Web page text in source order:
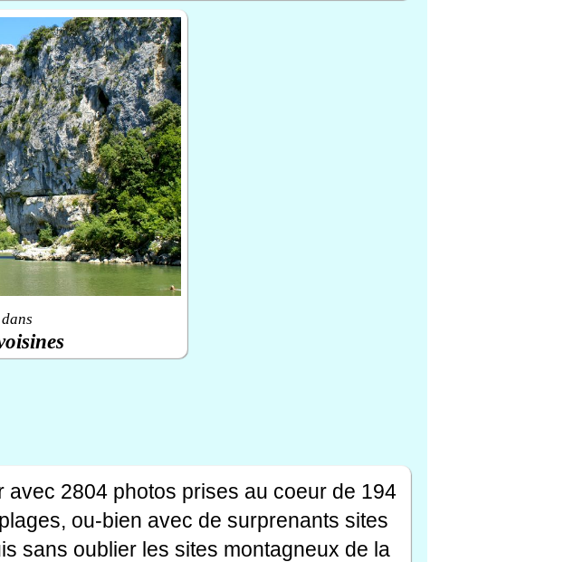
2804 photos prises au coeur de 194
ou-bien avec de surprenants sites
sans oublier les sites montagneux de la